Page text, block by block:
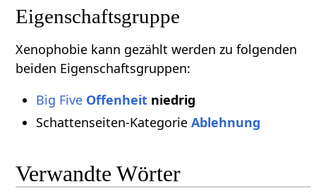
Eigenschaftsgruppe
Xenophobie kann gezählt werden zu folgenden
beiden Eigenschaftsgruppen:
Big Five Offenheitniedrig
Schattenseiten-Kategorie Ablehnung
Verwandte Wörter